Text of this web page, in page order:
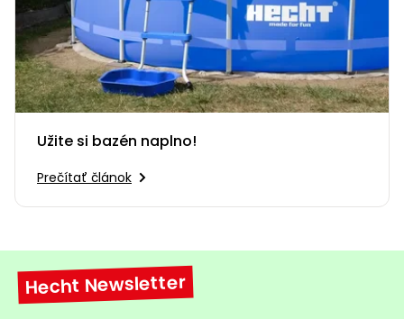
Užite si bazén naplno!
Prečítať článok
Hecht Newsletter